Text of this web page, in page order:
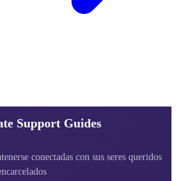
Support Guides
conectadas con sus seres queridos